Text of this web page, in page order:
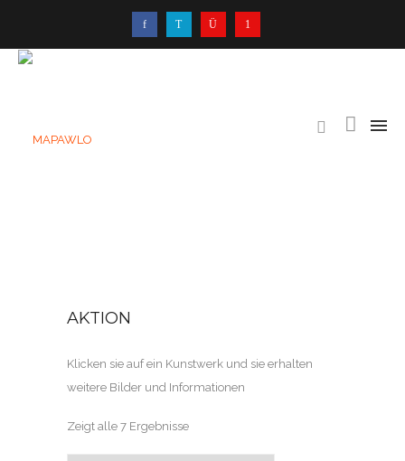
AKTION
Klicken sie auf ein Kunstwerk und sie erhalten
weitere Bilder und Informationen
Zeigt alle 7 Ergebnisse